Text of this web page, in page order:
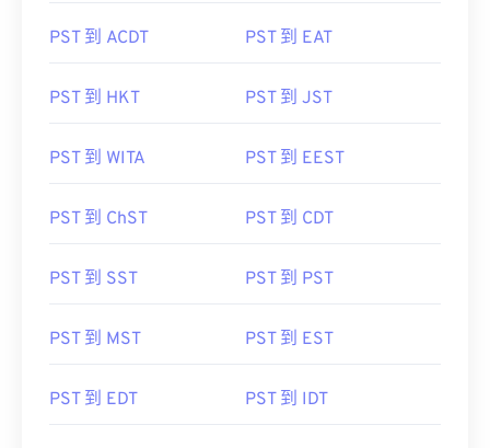
PST 到 ACDT PST 到 EAT
PST 到 HKT PST 到 JST
PST 到 WITA PST 到 EEST
PST 到 ChST PST 到 CDT
PST 到 SST PST 到 PST
PST 到 MST PST 到 EST
PST 到 EDT PST 到 IDT